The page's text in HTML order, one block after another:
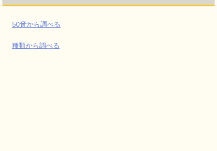
50音から調べる
種類から調べる